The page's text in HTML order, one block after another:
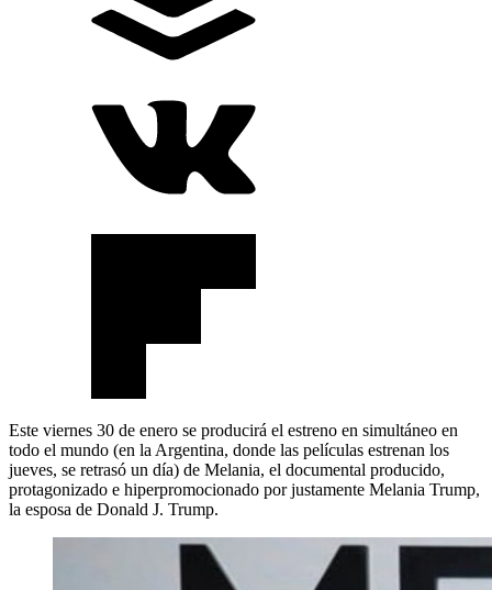
Este viernes 30 de enero se producirá el estreno en simultáneo en
todo el mundo (en la Argentina, donde las películas estrenan los
jueves, se retrasó un día) de Melania, el documental producido,
protagonizado e hiperpromocionado por justamente Melania Trump,
la esposa de Donald J. Trump.